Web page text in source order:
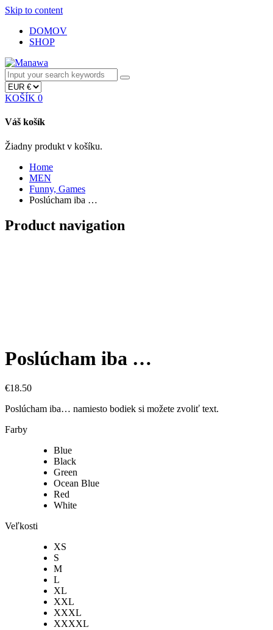
Skip to content
DOMOV
SHOP
KOŠÍK 0
Váš košík
Žiadny produkt v košíku.
Home
MEN
Funny, Games
Poslúcham iba …
Product navigation
Poslúcham iba …
€18.50
Poslúcham iba… namiesto bodiek si možete zvoliť text.
Farby
Blue
Black
Green
Ocean Blue
Red
White
Veľkosti
XS
S
M
L
XL
XXL
XXXL
XXXXL